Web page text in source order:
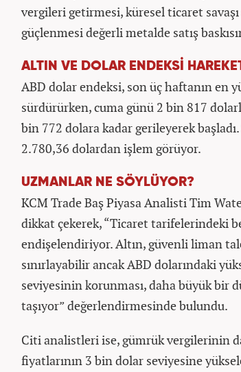
vergileri getirmesi, küresel ticaret
güçlenmesi değerli metalde satış
ALTIN VE DOLAR ENDEKSİ
ABD dolar endeksi, son üç haftanın en
sürdürürken, cuma günü 2 bin 817
bin 772 dolara kadar gerileyerek
2.780,36 dolardan işlem görüyor.
UZMANLAR NE SÖYLÜYOR?
KCM Trade Baş Piyasa Analisti Tim
dikkat çekerek, “Ticaret tarifelerindeki
endişelendiriyor. Altın, güvenli liman
sınırlayabilir ancak ABD dolarındaki
seviyesinin korunması, daha büyük bir
taşıyor” değerlendirmesinde bulundu.
Citi analistleri ise, gümrük vergilerinin
fiyatlarının 3 bin dolar seviyesine